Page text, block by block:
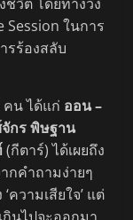
วิต โดยทางวง
Session ในการ
รร้องสลับ
คน ได้แก่ ออน –
จักร พิษฐาน
(กีตาร์) ได้เผยถึง
กคำถามง่ายๆ
ความเสียใจ’ แต่